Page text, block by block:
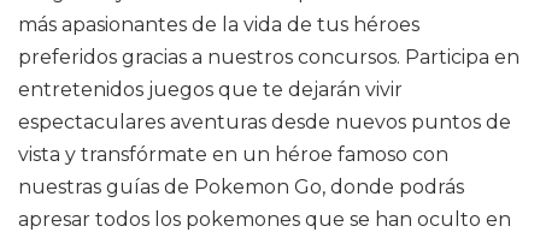
más apasionantes de la vida de tus héroes
preferidos gracias a nuestros concursos. Participa en
entretenidos juegos que te dejarán vivir
espectaculares aventuras desde nuevos puntos de
vista y transfórmate en un héroe famoso con
nuestras guías de Pokemon Go, donde podrás
apresar todos los pokemones que se han oculto en